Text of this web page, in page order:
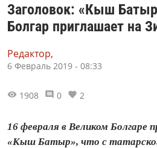
Заголовок: «Кыш
Болгар приглашает на
Редактор,
6 Февраль 2019 - 08:33
1908 0 2
16 февраля в Великом Болгаре
«Кыш Батыр», что с